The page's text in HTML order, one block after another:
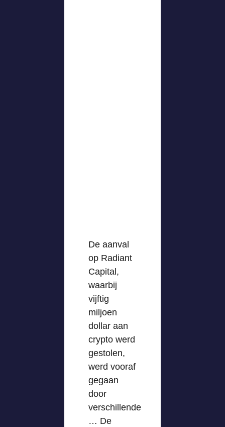
De aanval
op Radiant
Capital,
waarbij
vijftig
miljoen
dollar aan
crypto werd
gestolen,
werd vooraf
gegaan
door
verschillende
… De